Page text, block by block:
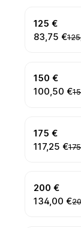
125 €
83,75 €
150 €
100,50 €
175 €
117,25 €
200 €
134,00 €